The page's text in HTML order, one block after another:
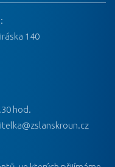
140
hod.